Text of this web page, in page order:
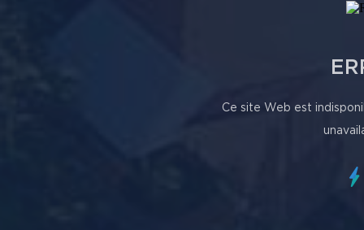
Ce site Web est